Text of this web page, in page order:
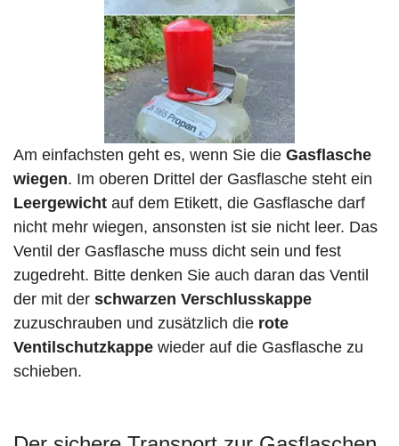
Am einfachsten geht es, wenn Sie die Gasflasche
wiegen. Im oberen Drittel der Gasflasche steht ein
Leergewicht auf dem Etikett, die Gasflasche darf
nicht mehr wiegen, ansonsten ist sie nicht leer. Das
Ventil der Gasflasche muss dicht sein und fest
zugedreht. Bitte denken Sie auch daran das Ventil
der mit der schwarzen Verschlusskappe
zuzuschrauben und zusätzlich die rote
Ventilschutzkappe wieder auf die Gasflasche zu
schieben.